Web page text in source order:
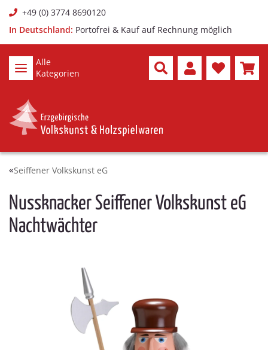
+49 (0) 3774 8690120
In Deutschland: Portofrei & Kauf auf Rechnung möglich
Alle
Kategorien
Seiffener Volkskunst eG
Nussknacker Seiffener Volkskunst eG
Nachtwächter